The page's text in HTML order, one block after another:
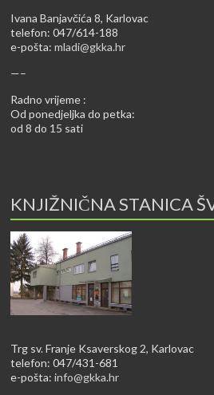
Ivana Banjavčića 8, Karlovac
telefon: 047/614-188
e-pošta:mladi@gkka.hr
—–
Radno vrijeme :
Od ponedjeljka do petka:
od 8 do 15 sati
KNJIŽNIČNA STANICA
Trg sv. Franje Ksaverskog 2, Karlovac
telefon: 047/431-681
e-pošta:info@gkka.hr